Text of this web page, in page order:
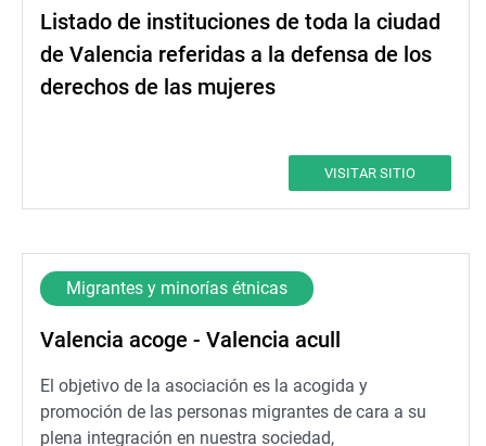
Listado de instituciones de toda la ciudad
de Valencia referidas a la defensa de los
derechos de las mujeres
VISITAR SITIO
Migrantes y minorías étnicas
Valencia acoge - Valencia acull
El objetivo de la asociación es la acogida y
promoción de las personas migrantes de cara a su
plena integración en nuestra sociedad,